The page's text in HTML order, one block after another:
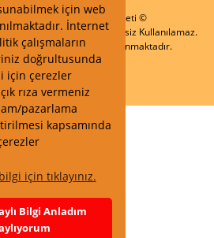
için web
İnternet
çalışmaların
doğrultusunda
için çerezler
rıza vermeniz
pazarlama
kapsamında
için tıklayınız.
Bilgi Anladım
ve Ticaret Limited Şirketi ©
Tüm hakları saklıdır ve İzinsiz Kullanılamaz.
SSL Sertifikası ile Korunmaktadır.